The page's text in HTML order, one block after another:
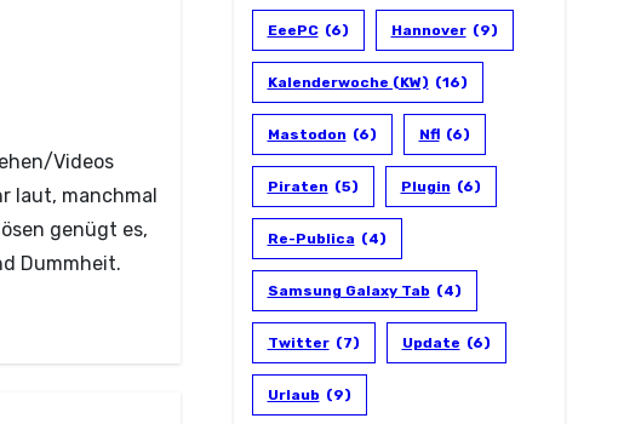
Videos
laut, manchmal
genügt es,
Dummheit.
EeePC (6) Hannover (9)
Kalenderwoche (KW) (16)
Mastodon (6) Nfl (6)
Piraten (5) Plugin (6)
Re-Publica (4)
Samsung Galaxy Tab (4)
Twitter (7) Update (6)
Urlaub (9)